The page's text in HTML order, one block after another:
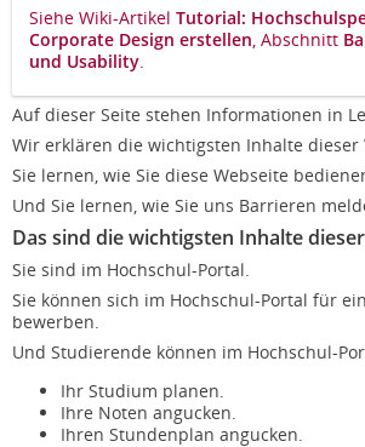
Siehe Wiki-Artikel Tutorial:
Corporate Design erstellen , Abschnitt
und Usability
Auf dieser Seite stehen Informationen in
Wir erklären die wichtigsten Inhalte dieser
Sie lernen, wie Sie diese Webseite
Und Sie lernen, wie Sie uns Barrieren
Das sind die wichtigsten Inhalte
Sie sind im Hochschul-Portal.
Sie können sich im Hochschul-Portal für
bewerben.
Und Studierende können im Hochschul-
Ihr Studium planen.
Ihre Noten angucken.
Ihren Stundenplan angucken.